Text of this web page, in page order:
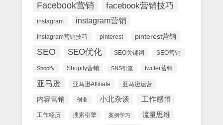
Facebook营销 facebook营销技巧
instagram instagram营销
Instagram营销技巧 pinterest pinterest营销
SEO SEO优化 SEO关键词 SEO营销
Shopify Shopify营销 SNS引流 twitter营销
亚马逊 亚马逊Affiliate 亚马逊运营
内容营销 创业 小北杂谈 工作感悟
工作经历 搜索引擎 案例学习 流量思维